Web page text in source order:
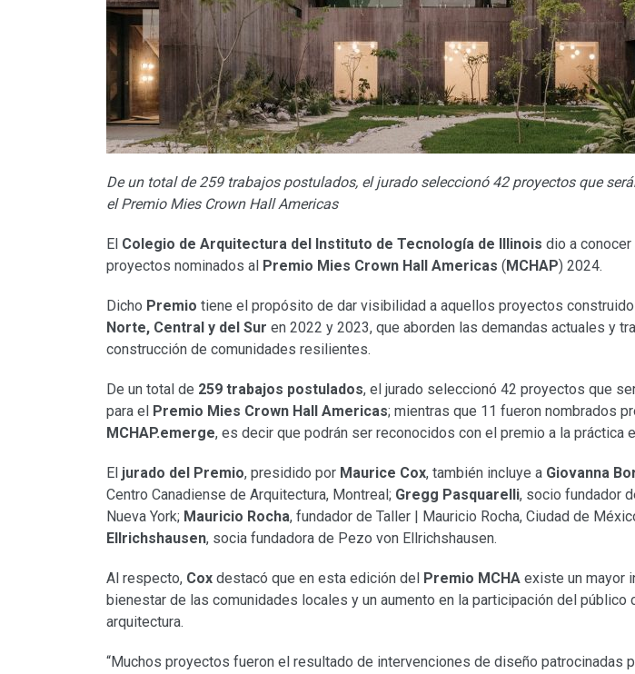
De un total de 259 trabajos postulados, el jurado seleccionó 42 proyectos que
el Premio Mies Crown Hall Americas
El Colegio de Arquitectura del Instituto de Tecnología de Illinois dio a
proyectos nominados al Premio Mies Crown Hall Americas ( MCHAP) 2024.
Dicho Premio tiene el propósito de dar visibilidad a aquellos proyectos
Norte, Central y del Sur en 2022 y 2023, que aborden las demandas actuales y
construcción de comunidades resilientes.
De un total de 259 trabajos postulados, el jurado seleccionó 42 proyectos que
para el
Premio Mies Crown Hall Americas; mientras que 11 fueron nombrados
MCHAP.emerge, es decir que podrán ser reconocidos con el premio a la práctica
El jurado del Premio, presidido por Maurice Cox, también incluye a Giovanna
Centro Canadiense de Arquitectura, Montreal; Gregg Pasquarelli, socio fundador
Nueva York; Mauricio Rocha, fundador de Taller | Mauricio Rocha, Ciudad de
Ellrichshausen, socia fundadora de Pezo von Ellrichshausen.
Al respecto, Cox destacó que en esta edición del Premio MCHA existe un mayor
bienestar de las comunidades locales y un aumento en la participación del público
arquitectura.
“Muchos proyectos fueron el resultado de intervenciones de diseño patrocinadas